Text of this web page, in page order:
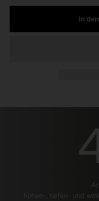
In
höhen-, tiefen- und